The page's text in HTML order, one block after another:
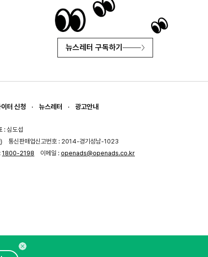
뉴스레터 구독하기
터 신청 뉴스레터 광고안내
: 심도섭
)
통신판매업신고번호 : 2014-경기성남-1023
1800-2198 이메일 : openads@openads.co.kr